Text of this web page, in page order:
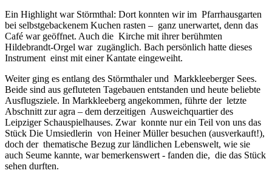
Ein Highlight war Störmthal: Dort konnten wir im Pfarrhausgarten
bei selbstgebackenem Kuchen rasten – ganz unerwartet, denn das
Café war geöffnet. Auch die Kirche mit ihrer berühmten
Hildebrandt-Orgel war zugänglich. Bach persönlich hatte dieses
Instrument einst mit einer Kantate eingeweiht.
Weiter ging es entlang des Störmthaler und Markkleeberger Sees.
Beide sind aus gefluteten Tagebauen entstanden und heute beliebte
Ausflugsziele. In Markkleeberg angekommen, führte der letzte
Abschnitt zur agra – dem derzeitigen Ausweichquartier des
Leipziger Schauspielhauses. Zwar konnte nur ein Teil von uns das
Stück Die Umsiedlerin von Heiner Müller besuchen (ausverkauft!),
doch der thematische Bezug zur ländlichen Lebenswelt, wie sie
auch Seume kannte, war bemerkenswert - fanden die, die das Stück
sehen durften.